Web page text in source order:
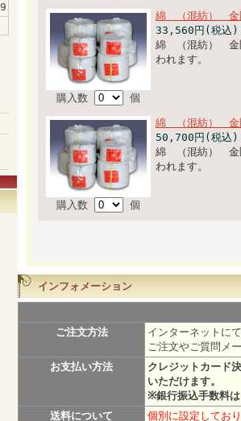
購入数 個
綿 （混紡） 金
33,560円(税込)
綿 （混紡） 金
われます。
購入数 個
綿 （混紡） 金
50,700円(税込)
綿 （混紡） 金
われます。
インフォメーション
ご注文方法
インターネットに
ご注文やご質問メ
お支払い方法
クレジットカード
いただけます。
※銀行振込手数料
送料について
個別に設定して